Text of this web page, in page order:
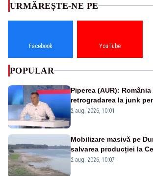
URMĂREȘTE-NE PE
Facebook YouTube
POPULAR
Piperea (AUR):
retrogradarea la junk
catastrofă pentru bănci
2 aug. 2026, 10:01
Mobilizare masivă pe
salvarea producției la
va detona o stâncă și va
2 aug. 2026, 10:07